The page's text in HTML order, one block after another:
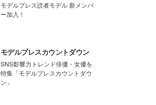
モデルプレス読者モデル 新メンバ
ー加入！
モデルプレスカウントダウン
SNS影響力トレンド俳優・女優を
特集「モデルプレスカウントダウ
ン」